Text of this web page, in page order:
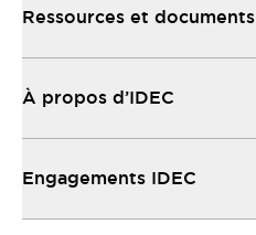
Ressources et documents
À propos d’IDEC
Engagements IDEC